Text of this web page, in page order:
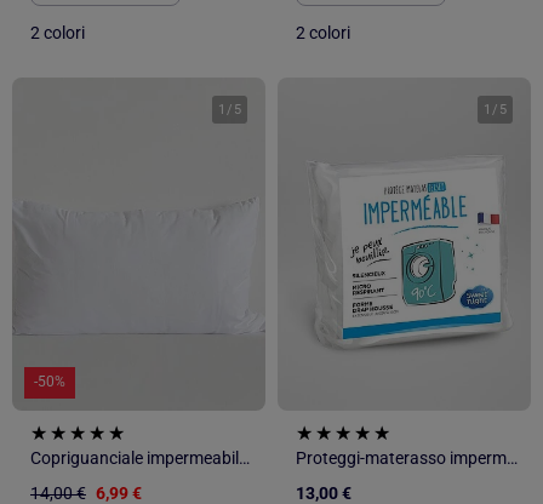
2 colori 2 colori
1 / 5
-50%
Copriguanciale impermeabile Jersey algodón "Happyfriday
14,00 € 6,99 €
1 / 5
Proteggi-materasso impermeabile per bebè
13,00 €